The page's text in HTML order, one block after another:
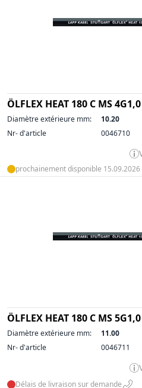
ÖLFLEX HEAT 180 C MS 4G1,0
Diamètre extérieure mm:
10.20
Nr- d'article
0046710
prochainement disponible 15.09.2026
ÖLFLEX HEAT 180 C MS 5G1,0
Diamètre extérieure mm:
11.00
Nr- d'article
0046711
Délais de livraison sur demande